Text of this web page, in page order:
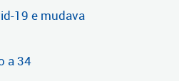
19 e mudava
a 34